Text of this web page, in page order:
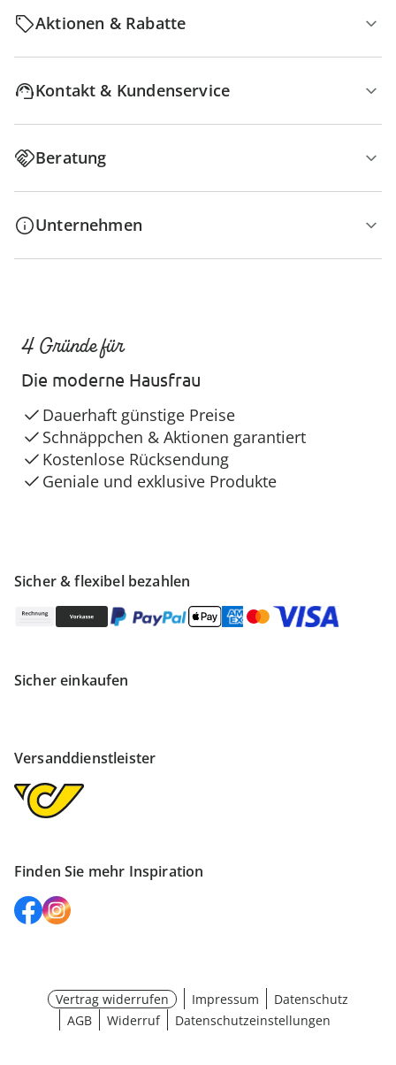
Aktionen & Rabatte
Kontakt & Kundenservice
Beratung
Unternehmen
Sicher & flexibel bezahlen
Sicher einkaufen
Versanddienstleister
Finden Sie mehr Inspiration
4 Gründe für
Die moderne Hausfrau
Dauerhaft günstige Preise
Schnäppchen & Aktionen garantiert
Kostenlose Rücksendung
Geniale und exklusive Produkte
Vertrag widerrufen Impressum
Datenschutz
AGB
Widerruf Datenschutzeinstellungen